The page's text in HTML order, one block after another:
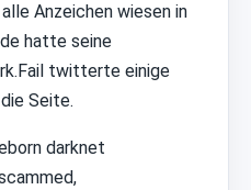
Anzeichen wiesen in
hatte seine
twitterte einige
Seite.
darknet